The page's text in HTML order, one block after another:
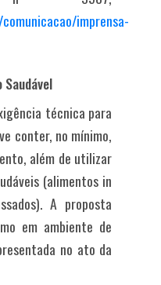
imprensa-
técnica para
conter, no mínimo,
além de utilizar
(alimentos in
.A proposta
em ambiente de
no ato da